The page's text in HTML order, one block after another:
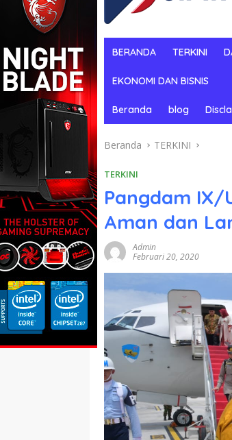
BERANDA TERKINI
EKONOMI DAN BISNIS
Beranda blog
Beranda TERKINI
TERKINI
Pangdam IX/
Aman dan
Admin
Februari 20, 2020